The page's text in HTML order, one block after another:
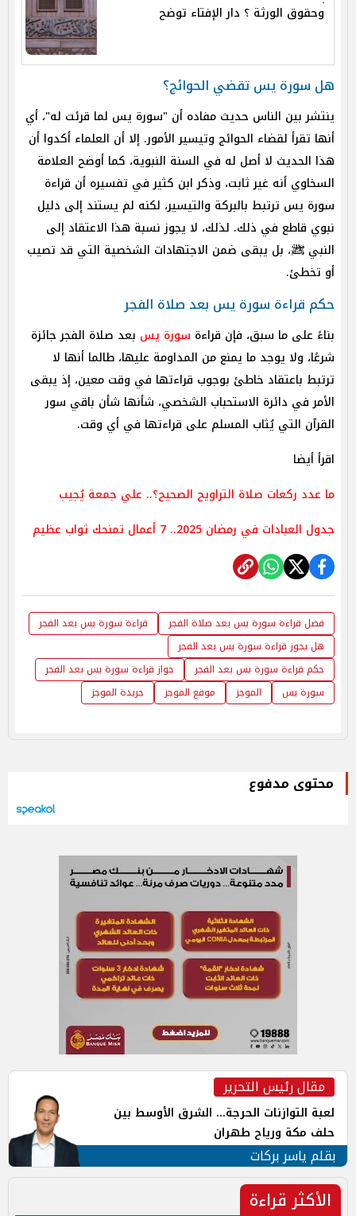
وحقوق الورثة ؟ دار الإفتاء توضح
هل سورة يس تقضي الحوائج؟
ينتشر بين الناس حديث مفاده أن "سورة يس لما قرئت له"، أي
أنها تقرأ لقضاء الحوائج وتيسير الأمور. إلا أن العلماء أكدوا أن
هذا الحديث لا أصل له في السنة النبوية، كما أوضح العلامة
السخاوي أنه غير ثابت، وذكر ابن كثير في تفسيره أن قراءة
سورة يس ترتبط بالبركة والتيسير، لكنه لم يستند إلى دليل
نبوي قاطع في ذلك. لذلك، لا يجوز نسبة هذا الاعتقاد إلى
النبي ﷺ، بل يبقى ضمن الاجتهادات الشخصية التي قد تصيب
أو تخطئ.
حكم قراءة سورة يس بعد صلاة الفجر
بناءً على ما سبق، فإن قراءة سورة يس بعد صلاة الفجر جائزة
شرعًا، ولا يوجد ما يمنع من المداومة عليها، طالما أنها لا
ترتبط باعتقاد خاطئ بوجوب قراءتها في وقت معين، إذ يبقى
الأمر في دائرة الاستحباب الشخصي، شأنها شأن باقي سور
القرآن التي يُثاب المسلم على قراءتها في أي وقت.
اقرأ أيضا
ما عدد ركعات صلاة التراويح الصحيح؟.. علي جمعة يُجيب
جدول العبادات في رمضان 2025.. 7 أعمال تمنحك ثواب عظيم
فضل قراءة سورة يس بعد صلاة الفجر
قراءة سورة يس بعد الفجر
هل يجوز قراءة سورة يس بعد الفجر
حكم قراءة سورة يس بعد الفجر
جواز قراءة سورة يس بعد الفجر
سورة يس
الموجز موقع الموجز جريدة الموجز
محتوى مدفوع
مقال رئيس التحرير
لعبة التوازنات الحرجة... الشرق الأوسط بين
حلف مكة ورياح طهران
بقلم ياسر بركات
الأكثر قراءة